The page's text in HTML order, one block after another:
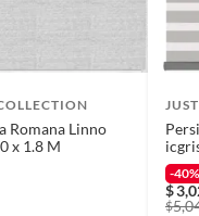
Romana Linno
x 1.8 M
-40%
$
$